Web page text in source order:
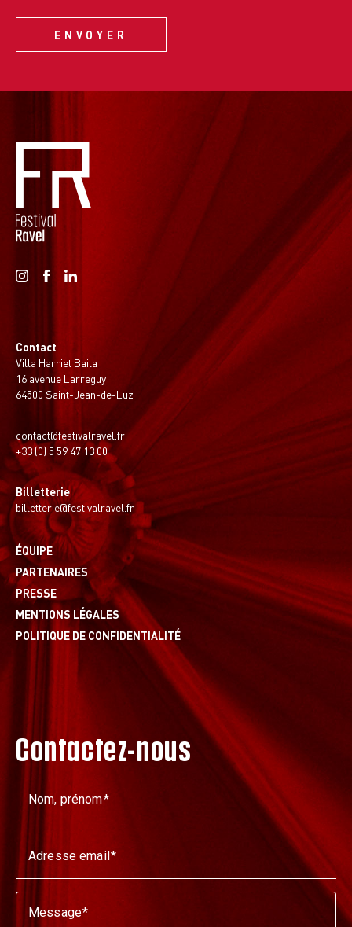
Contact
Villa Harriet Baita
16 avenue Larreguy
64500 Saint-Jean-de-Luz
contact@festivalravel.fr
+33 (0) 5 59 47 13 00
Billetterie
billetterie@festivalravel.fr
ÉQUIPE
PARTENAIRES
PRESSE
MENTIONS LÉGALES
POLITIQUE DE CONFIDENTIALITÉ
Contactez-nous
Nom, prénom
Adresse email
Message